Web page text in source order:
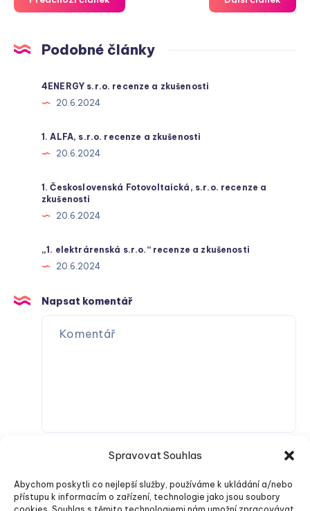
Spravovat Souhlas
Abychom poskytli co nejlepší služby, používáme k ukládání a/nebo
přístupu k informacím o zařízení, technologie jako jsou soubory
Podobné články
4ENERGY s.r.o. recenze a zkušenosti
20.6.2024
1. ALFA, s.r.o. recenze a zkušenosti
20.6.2024
1. Československá Fotovoltaická, s.r.o. recenze a
zkušenosti
20.6.2024
„1. elektrárenská s.r.o.“ recenze a zkušenosti
20.6.2024
Napsat komentář